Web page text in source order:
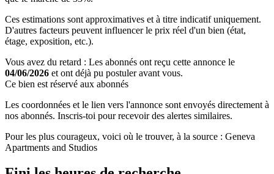
Ces estimations sont approximatives et à titre indicatif uniquement.
D'autres facteurs peuvent influencer le prix réel d'un bien (état,
étage, exposition, etc.).
Vous avez du retard : Les abonnés ont reçu cette annonce le
04/06/2026 et ont déjà pu postuler avant vous.
Ce bien est réservé aux abonnés
Les coordonnées et le lien vers l'annonce sont envoyés directement à
nos abonnés. Inscris-toi pour recevoir des alertes similaires.
Pour les plus courageux, voici où le trouver, à la source : Geneva
Apartments and Studios